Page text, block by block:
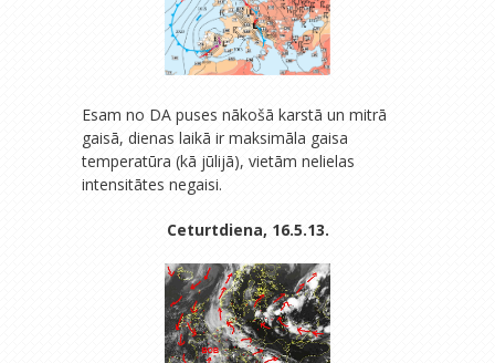
Esam no DA puses nākošā karstā un mitrā
gaisā, dienas laikā ir maksimāla gaisa
temperatūra (kā jūlijā), vietām nelielas
intensitātes negaisi.
Ceturtdiena, 16.5.13.